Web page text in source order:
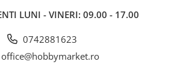
LUNI - VINERI: 09.00 - 17.00
0742881623
office@hobbymarket.ro